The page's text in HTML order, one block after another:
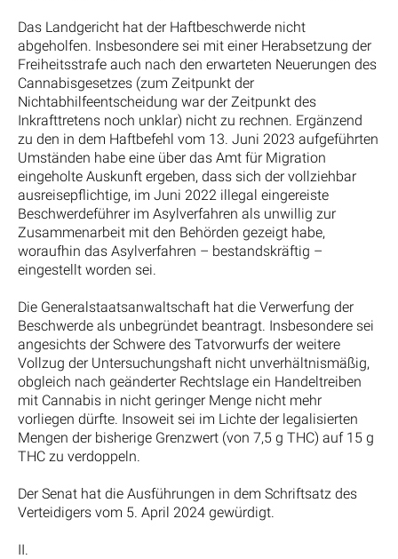
Das Landgericht hat der Haftbeschwerde nicht
abgeholfen. Insbesondere sei mit einer Herabsetzung der
Freiheitsstrafe auch nach den erwarteten Neuerungen des
Cannabisgesetzes (zum Zeitpunkt der
Nichtabhilfeentscheidung war der Zeitpunkt des
Inkrafttretens noch unklar) nicht zu rechnen. Ergänzend
zu den in dem Haftbefehl vom 13. Juni 2023 aufgeführten
Umständen habe eine über das Amt für Migration
eingeholte Auskunft ergeben, dass sich der vollziehbar
ausreisepflichtige, im Juni 2022 illegal eingereiste
Beschwerdeführer im Asylverfahren als unwillig zur
Zusammenarbeit mit den Behörden gezeigt habe,
woraufhin das Asylverfahren – bestandskräftig –
eingestellt worden sei.
Die Generalstaatsanwaltschaft hat die Verwerfung der
Beschwerde als unbegründet beantragt. Insbesondere sei
angesichts der Schwere des Tatvorwurfs der weitere
Vollzug der Untersuchungshaft nicht unverhältnismäßig,
obgleich nach geänderter Rechtslage ein Handeltreiben
mit Cannabis in nicht geringer Menge nicht mehr
vorliegen dürfte. Insoweit sei im Lichte der legalisierten
Mengen der bisherige Grenzwert (von 7,5 g THC) auf 15 g
THC zu verdoppeln.
Der Senat hat die Ausführungen in dem Schriftsatz des
Verteidigers vom 5. April 2024 gewürdigt.
II.